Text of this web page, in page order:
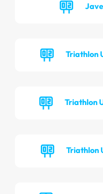
Triathlon
Triathlon
Triathlon